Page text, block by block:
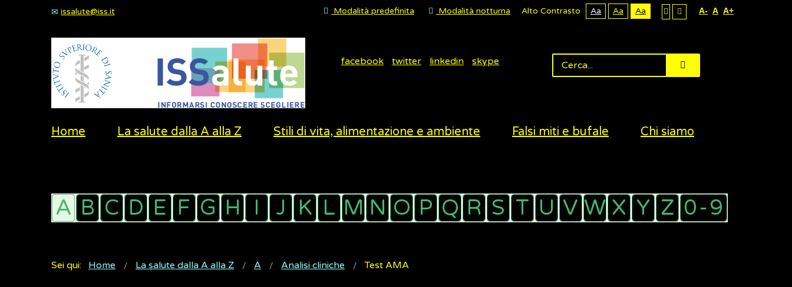
issalute@iss.it Modalità predefinita Modalità notturna Alto Contrasto Aa Aa Aa A- A A+
facebook twitter linkedin skype
Home La salute dalla A alla Z Stili di vita, alimentazione e ambiente Falsi miti e bufale Chi siamo
Sei qui: Home La salute dalla A alla Z A Analisi cliniche Test AMA